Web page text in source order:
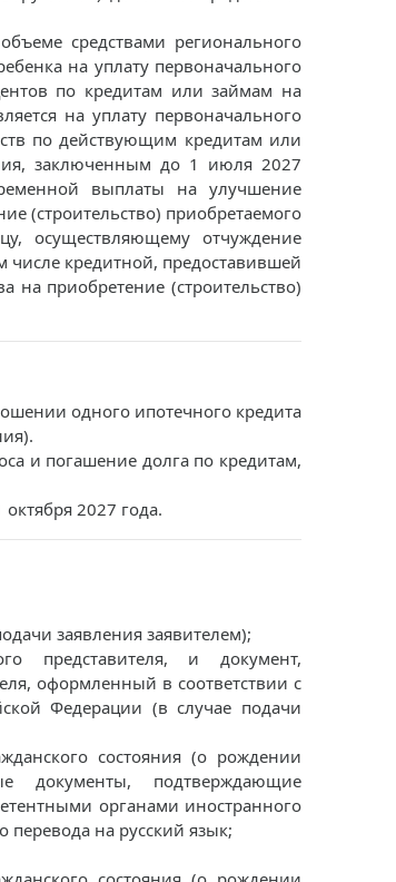
средствами регионального
на уплату первоначального
по кредитам или займам на
на уплату первоначального
по действующим кредитам или
заключенным до 1 июля 2027
выплаты на улучшение
(строительство) приобретаемого
осуществляющему отчуждение
кредитной, предоставившей
на приобретение (строительство)
одного ипотечного кредита
и погашение долга по кредитам,
2027 года.
заявления заявителем);
представителя, и документ,
оформленный в соответствии с
Федерации (в случае подачи
состояния (о рождении
подтверждающие
органами иностранного
перевода на русский язык;